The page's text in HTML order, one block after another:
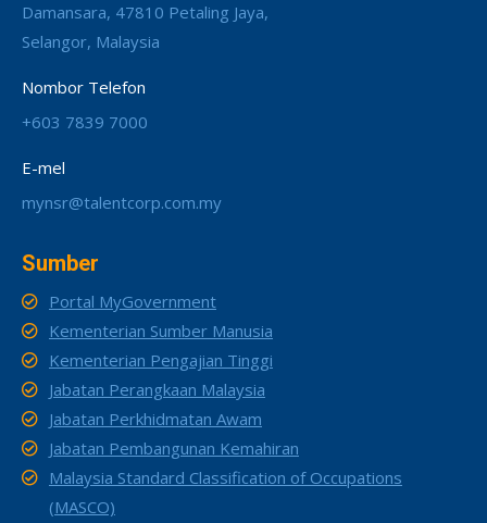
Damansara, 47810 Petaling Jaya,
Selangor, Malaysia
Nombor Telefon
+603 7839 7000
E-mel
mynsr@talentcorp.com.my
Sumber
Portal MyGovernment
Kementerian Sumber Manusia
Kementerian Pengajian Tinggi
Jabatan Perangkaan Malaysia
Jabatan Perkhidmatan Awam
Jabatan Pembangunan Kemahiran
Malaysia Standard Classification of Occupations
(MASCO)